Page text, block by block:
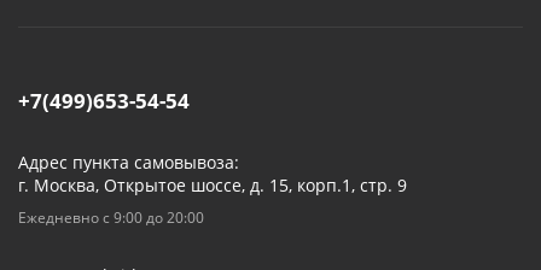
+7(499)653-54-54
Адрес пункта самовывоза:
г. Москва, Открытое шоссе, д. 15, корп.1, стр. 9
Ежедневно с 9:00 до 20:00